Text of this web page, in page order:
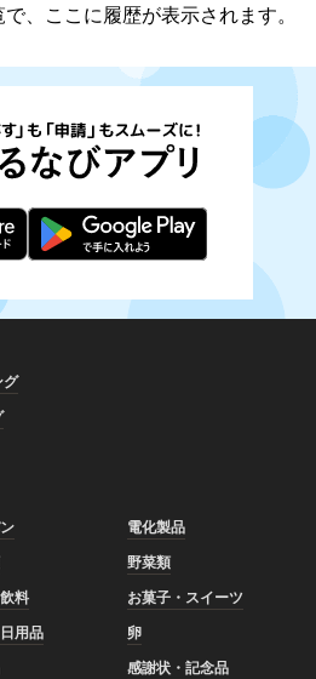
、ここに履歴が表示されます。
グ
電化製品
野菜類
料
お菓子・スイーツ
用品
卵
感謝状・記念品